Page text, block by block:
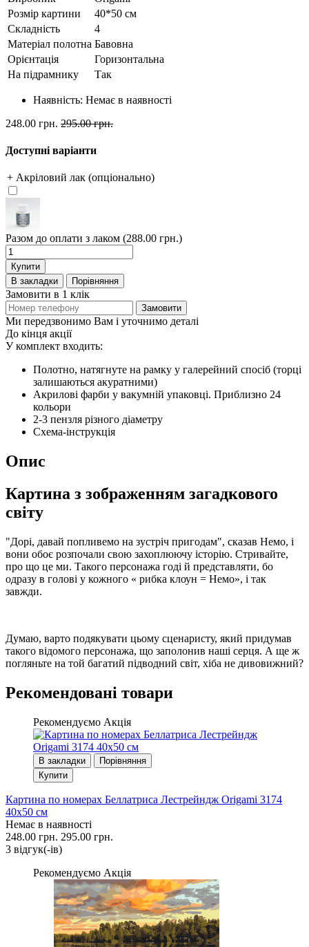
Розмір картини
40*50 см
Складність
4
Матеріал полотна Бавовна
Орієнтація
Горизонтальна
На підрамнику
Так
Наявність: Немає в наявності
248.00 грн. 295.00 грн.
Доступні варіанти
+ Акріловий лак (опціонально)
Разом до оплати з лаком (288.00 грн.)
Купити
В закладки
Порівняння
Замовити в 1 клік
Замовити
Ми передзвонимо Вам і уточнимо деталі
До кінця акції
У комплект входить:
Полотно, натягнуте на рамку у галерейний спосіб (торці
залишаються акуратними)
Акрилові фарби у вакумній упаковці. Приблизно 24
кольори
2-3 пензля різного діаметру
Схема-інструкція
Опис
Картина з зображенням загадкового
світу
"Дорі, давай попливемо на зустріч пригодам", сказав Немо, і
вони обоє розпочали свою захоплюючу історію. Стривайте,
про що це ми. Такого персонажа годі й представляти, бо
одразу в голові у кожного « рибка клоун = Немо», і так
завжди.
Думаю, варто подякувати цьому сценаристу, який придумав
такого відомого персонажа, що заполонив наші серця. А ще ж
погляньте на той багатий підводний світ, хіба не дивовижний?
Рекомендовані товари
Рекомендуємо Акція
В закладки
Порівняння
Купити
Картина по номерах Беллатриса Лестрейндж Origami 3174
40x50 см
Немає в наявності
248.00 грн. 295.00 грн.
3 вiдгук(-iв)
Рекомендуємо Акція